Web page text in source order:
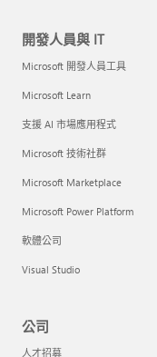
開發人員與 IT
Microsoft 開發人員工具
Microsoft Learn
支援 AI 市場應用程式
Microsoft 技術社群
Microsoft Marketplace
Microsoft Power Platform
軟體公司
Visual Studio
公司
人才招募